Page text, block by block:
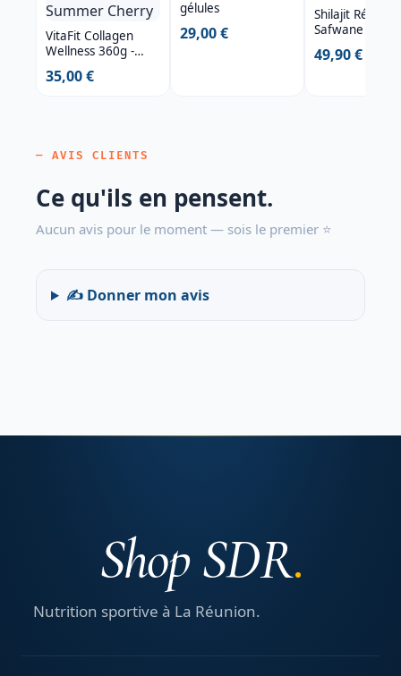
VitaFit Collagen
Wellness 360g -
35,00 €
gélules
29,00 €
Shilajit Résine
Safwane
49,90 €
— AVIS CLIENTS
Ce qu'ils en pensent.
Aucun avis pour le moment — sois le premier ⭐
✍️ Donner mon avis
Shop SDR
Nutrition sportive à La Réunion.